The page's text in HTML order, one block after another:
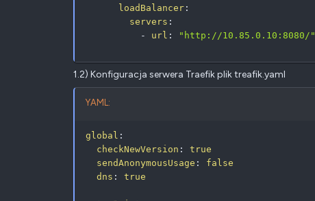
loadBalancer :
servers :
-
url : "http://10.85.0.10:8080/"
1.2) Konfiguracja serwera Traefik plik treafik.yaml
YAML:
global :
checkNewVersion :
true
sendAnonymousUsage :
false
dns : true